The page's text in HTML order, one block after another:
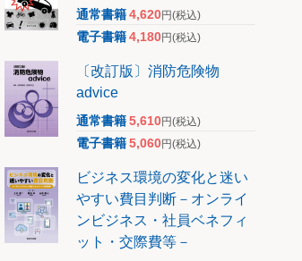
通常書籍4,620円(税込)
電子書籍4,180円(税込)
〔改訂版〕消防危険物
advice
通常書籍5,610円(税込)
電子書籍5,060円(税込)
ビジネス環境の変化と迷い
やすい費目判断－オンライ
ンビジネス・社員ベネフィ
ット・交際費等－